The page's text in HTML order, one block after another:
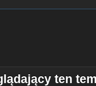
ten